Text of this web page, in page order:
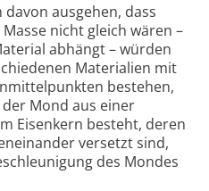
ausgehen, dass
nicht gleich wären –
abhängt – würden
Materialien mit
bestehen,
Mond aus einer
Eisenkern besteht, deren
versetzt sind,
des Mondes